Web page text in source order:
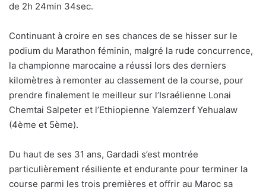
de 2h 24min 34sec.
Continuant à croire en ses chances de se hisser sur le
podium du Marathon féminin, malgré la rude concurrence,
la championne marocaine a réussi lors des derniers
kilomètres à remonter au classement de la course, pour
prendre finalement le meilleur sur l’Israélienne Lonai
Chemtai Salpeter et l’Ethiopienne Yalemzerf Yehualaw
(4ème et 5ème).
Du haut de ses 31 ans, Gardadi s’est montrée
particulièrement résiliente et endurante pour terminer la
course parmi les trois premières et offrir au Maroc sa